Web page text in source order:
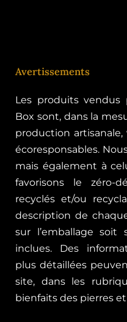
Avertissements
Les produits vendus
Box sont, dans la
production
écoresponsables.
mais également à
favorisons le zéro-
recyclés et/ou
description de
sur l’emballage soit
inclues. Des
plus détaillées
site, dans les
bienfaits des pierres